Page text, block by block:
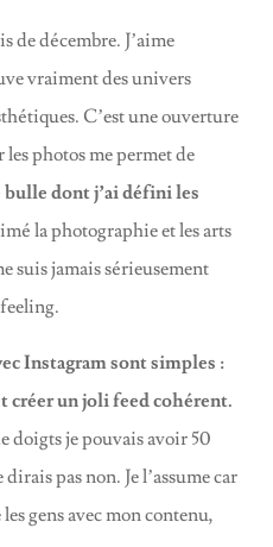
de décembre. J’aime
vraiment des univers
C’est une ouverture
photos me permet de
bulle dont j’ai défini les
la photographie et les arts
suis jamais sérieusement
Instagram sont simples :
créer un joli feed cohérent.
doigts je pouvais avoir 50
pas non. Je l’assume car
gens avec mon contenu,